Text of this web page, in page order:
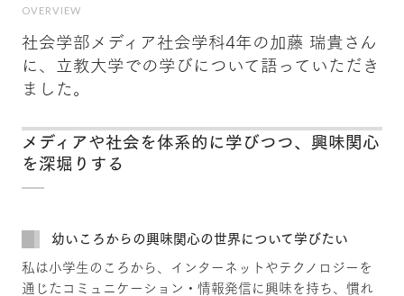
OVERVIEW
社会学部メディア社会学科4年の加藤 瑞貴さん
に、立教大学での学びについて語っていただき
ました。
メディアや社会を体系的に学びつつ、興味関心
を深堀りする
幼いころからの興味関心の世界について学びたい
私は小学生のころから、インターネットやテクノロジーを
通じたコミュニケーション・情報発信に興味を持ち、慣れ